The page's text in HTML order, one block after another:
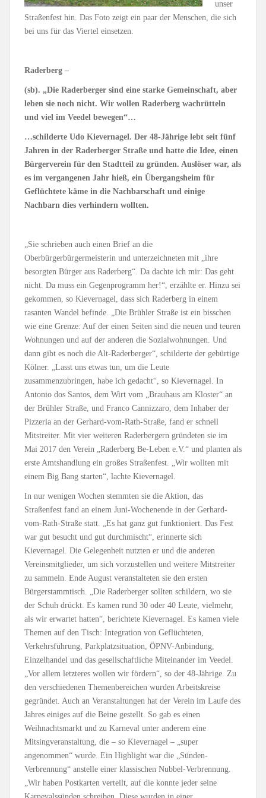
unser
Straßenfest hin. Das Foto zeigt ein paar der Menschen, die sich
bei uns für das Viertel einsetzen.
Raderberg –
(sb). „Die Raderberger sind eine starke Gemeinschaft, aber
leben sie noch nicht. Wir wollen Raderberg wachrütteln
und viel im Veedel bewegen“…
…schilderte Udo Kievernagel. Der 48-Jährige lebt seit fünf
Jahren in der Raderberger Straße und hatte die Idee, einen
Bürgerverein für den Stadtteil zu gründen. Auslöser war, als
es im vergangenen Jahr hieß, ein Übergangsheim für
Geflüchtete käme in die Nachbarschaft und einige
Nachbarn dies verhindern wollten.
„Sie schrieben auch einen Brief an die
Oberbürgerbürgermeisterin und unterzeichneten mit „ihre
besorgten Bürger aus Raderberg“. Da dachte ich mir: Das geht
nicht. Da muss ein Gegenprogramm her!“, erzählte er. Hinzu sei
gekommen, so Kievernagel, dass sich Raderberg in einem
rasanten Wandel befinde. „Die Brühler Straße ist ein bisschen
wie eine Grenze: Auf der einen Seiten sind die neuen und teuren
Wohnungen und auf der anderen die Sozialwohnungen. Und
dann gibt es noch die Alt-Raderberger“, schilderte der gebürtige
Kölner. „Lasst uns etwas tun, um die Leute
zusammenzubringen, habe ich gedacht“, so Kievernagel. In
Antonio dos Santos, dem Wirt vom „Brauhaus am Kloster“ an
der Brühler Straße, und Franco Cannizzaro, dem Inhaber der
Pizzeria an der Gerhard-vom-Rath-Straße, fand er schnell
Mitstreiter. Mit vier weiteren Raderbergern gründeten sie im
Mai 2017 den Verein „Raderberg Be-Leben e.V.“ und planten als
erste Amtshandlung ein großes Straßenfest. „Wir wollten mit
einem Big Bang starten“, lachte Kievernagel.
In nur wenigen Wochen stemmten sie die Aktion, das
Straßenfest fand an einem Juni-Wochenende in der Gerhard-
vom-Rath-Straße statt. „Es hat ganz gut funktioniert. Das Fest
war gut besucht und gut durchmischt“, erinnerte sich
Kievernagel. Die Gelegenheit nutzten er und die anderen
Vereinsmitglieder, um sich vorzustellen und weitere Mitstreiter
zu sammeln. Ende August veranstalteten sie den ersten
Bürgerstammtisch. „Die Raderberger sollten schildern, wo sie
der Schuh drückt. Es kamen rund 30 oder 40 Leute, vielmehr,
als wir erwartet hatten“, berichtete Kievernagel. Es kamen viele
Themen auf den Tisch: Integration von Geflüchteten,
Verkehrsführung, Parkplatzsituation, ÖPNV-Anbindung,
Einzelhandel und das gesellschaftliche Miteinander im Veedel.
„Vor allem letzteres wollen wir fördern“, so der 48-Jährige. Zu
den verschiedenen Themenbereichen wurden Arbeitskreise
gegründet. Auch an Veranstaltungen hat der Verein im Laufe des
Jahres einiges auf die Beine gestellt. So gab es einen
Weihnachtsmarkt und zu Karneval unter anderem eine
Mitsingveranstaltung, die – so Kievernagel – „super
angenommen“ wurde. Ein Highlight war die „Sünden-
Verbrennung“ anstelle einer klassischen Nubbel-Verbrennung.
„Wir haben Postkarten verteilt, auf die konnte jeder seine